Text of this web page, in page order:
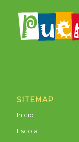
SITEMAP
Inicio
Escola